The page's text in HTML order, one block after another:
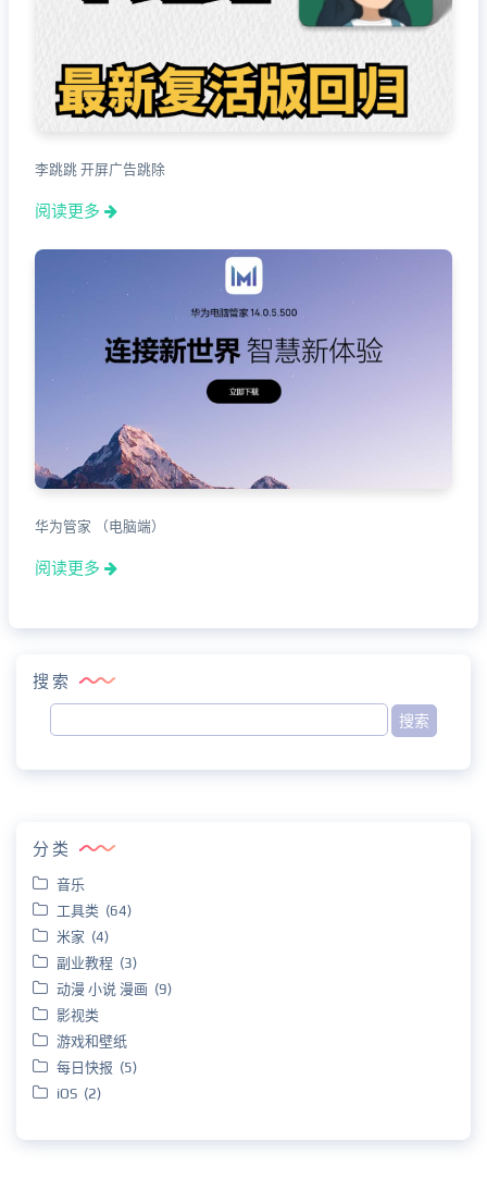
李跳跳 开屏广告跳除
阅读更多
华为管家 （电脑端）
阅读更多
搜索
分类
音乐
工具类 (64)
米家 (4)
副业教程 (3)
动漫 小说 漫画 (9)
影视类
游戏和壁纸
每日快报 (5)
iOS (2)